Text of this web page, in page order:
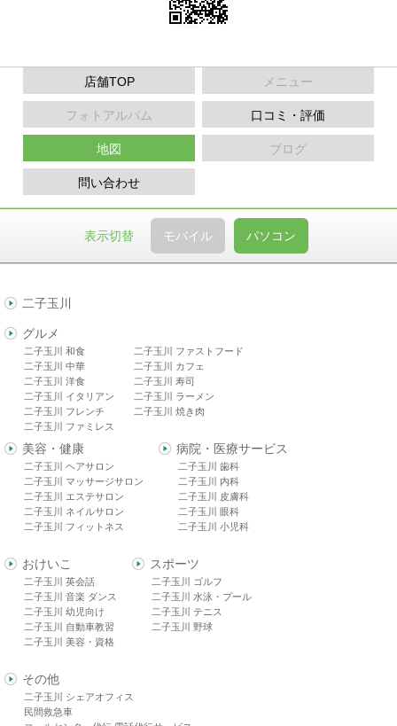
店舗TOP メニュー
フォトアルバム 口コミ・評価
地図 ブログ
問い合わせ
表示切替 モバイル パソコン
二子玉川
グルメ
二子玉川 和食
二子玉川 中華
二子玉川 洋食
二子玉川 イタリアン
二子玉川 フレンチ
二子玉川 ファミレス
二子玉川 ファストフード
二子玉川 カフェ
二子玉川 寿司
二子玉川 ラーメン
二子玉川 焼き肉
美容・健康
二子玉川 ヘアサロン
二子玉川 マッサージサロン
二子玉川 エステサロン
二子玉川 ネイルサロン
二子玉川 フィットネス
病院・医療サービス
二子玉川 歯科
二子玉川 内科
二子玉川 皮膚科
二子玉川 眼科
二子玉川 小児科
おけいこ
二子玉川 英会話
二子玉川 音楽 ダンス
二子玉川 幼児向け
二子玉川 自動車教習
二子玉川 美容・資格
スポーツ
二子玉川 ゴルフ
二子玉川 水泳・プール
二子玉川 テニス
二子玉川 野球
その他
二子玉川 シェアオフィス
民間救急車